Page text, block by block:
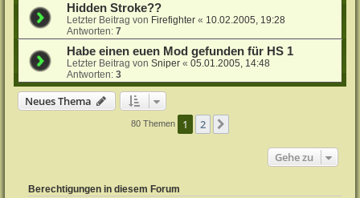
Hidden Stroke??
Letzter Beitrag von Firefighter « 10.02.2005, 19:28
Antworten:7
Habe einen euen Mod gefunden für HS 1
Letzter Beitrag vonSniper «05.01.2005, 14:48
Antworten:3
Neues Thema
80 Themen 1 2
Gehe zu
Berechtigungen in diesem Forum